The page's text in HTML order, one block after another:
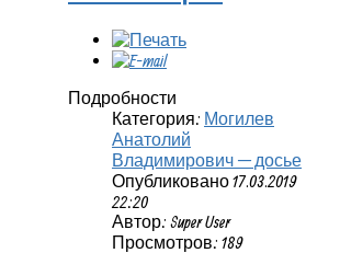
Подробности
Категория: Могилев
Анатолий
Владимирович — досье
Опубликовано 17.03.2019
22:20
Автор: Super User
Просмотров: 189